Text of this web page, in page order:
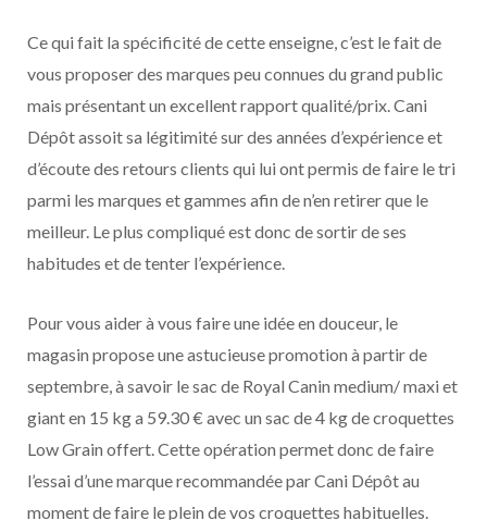
Ce qui fait la spécificité de cette enseigne, c’est le fait de
vous proposer des marques peu connues du grand public
mais présentant un excellent rapport qualité/prix. Cani
Dépôt assoit sa légitimité sur des années d’expérience et
d’écoute des retours clients qui lui ont permis de faire le tri
parmi les marques et gammes afin de n’en retirer que le
meilleur. Le plus compliqué est donc de sortir de ses
habitudes et de tenter l’expérience.
Pour vous aider à vous faire une idée en douceur, le
magasin propose une astucieuse promotion à partir de
septembre, à savoir le sac de Royal Canin medium/ maxi et
giant en 15 kg a 59.30 € avec un sac de 4 kg de croquettes
Low Grain offert. Cette opération permet donc de faire
l’essai d’une marque recommandée par Cani Dépôt au
moment de faire le plein de vos croquettes habituelles.